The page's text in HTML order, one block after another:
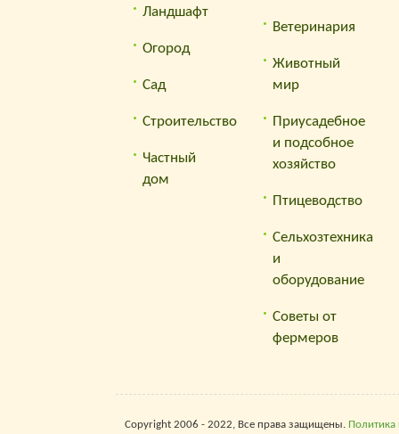
Ландшафт
Огород
Сад
Строительство
Частный
дом
Ветеринария
Животный
мир
Приусадебное
и подсобное
хозяйство
Птицеводство
Сельхозтехника
и
оборудование
Советы от
фермеров
Copyright 2006 - 2022, Все права защищены.